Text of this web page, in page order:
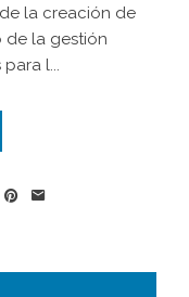
la creación de
la gestión
l...